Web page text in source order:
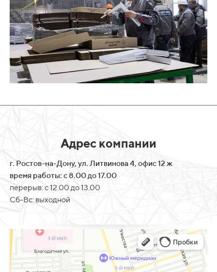
Адрес компании
г. Ростов-на-Дону, ул. Литвинова 4, офис 12 ж
время работы: с 8.00 до 17.00
перерыв: с 12.00 до 13.00
Сб-Вс: выходной